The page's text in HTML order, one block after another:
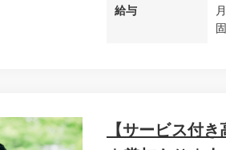
給与
【サービス付